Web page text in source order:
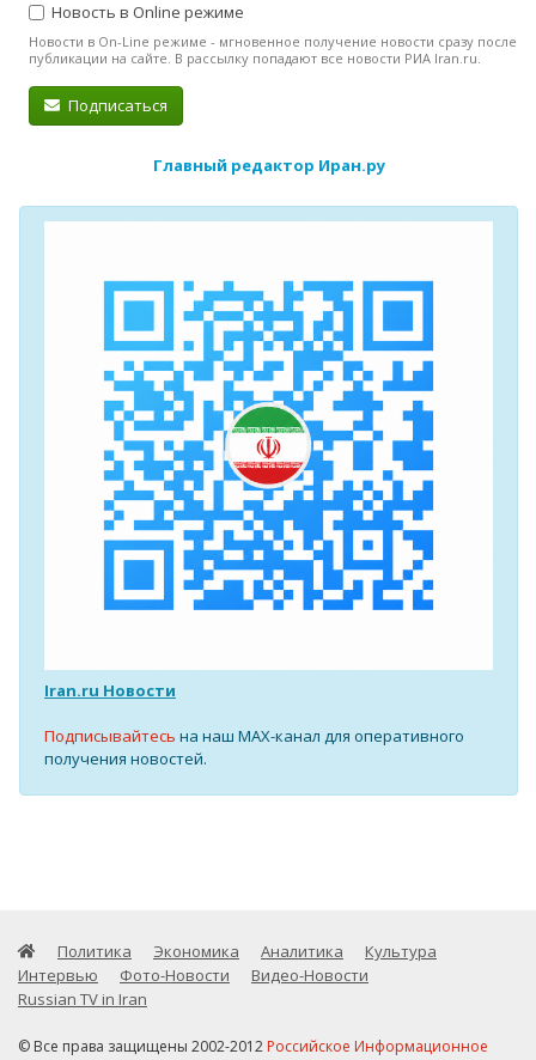
Новость в Online режиме
Новости в On-Line режиме - мгновенное получение новости сразу после
публикации на сайте. В рассылку попадают все новости РИА Iran.ru.
Подписаться
Главный редактор Иран.ру
Iran.ru Новости
Подписывайтесь на наш MAX-канал для оперативного
получения новостей.
Политика Экономика Аналитика
Культура
Интервью
Фото-Новости
Видео-Новости
Russian TV in Iran
© Все права защищены 2002-2012 Российское Информационное